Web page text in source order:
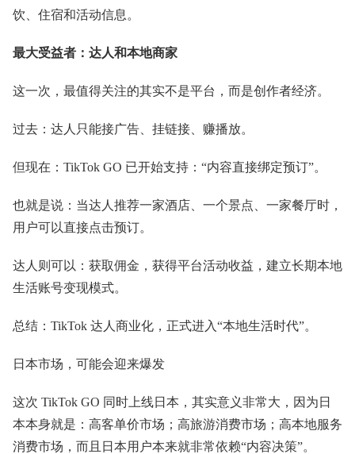
饮、住宿和活动信息。
最大受益者：达人和本地商家
这一次，最值得关注的其实不是平台，而是创作者经济。
过去：达人只能接广告、挂链接、赚播放。
但现在：TikTok GO 已开始支持：“内容直接绑定预订”。
也就是说：当达人推荐一家酒店、一个景点、一家餐厅时，
用户可以直接点击预订。
达人则可以：获取佣金，获得平台活动收益，建立长期本地
生活账号变现模式。
总结：TikTok 达人商业化，正式进入“本地生活时代”。
日本市场，可能会迎来爆发
这次 TikTok GO 同时上线日本，其实意义非常大，因为日
本本身就是：高客单价市场；高旅游消费市场；高本地服务
消费市场，而且日本用户本来就非常依赖“内容决策”。